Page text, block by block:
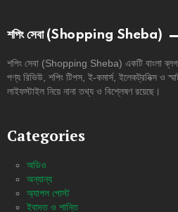
শপিং সেবা (Shopping Sheba)
শপিং সেবা (Shopping Sheba) একটি বাংলা ব্লগ ও
পণ্য রিভিউ, শপিং টিপস, ই-কমার্স, ইলেকট্রনিক্স ও
লাইফস্টাইল নিয়ে নানা তথ্য ও বিশ্লেষণ রয়েছে।
Categories
অডিও
অন্যান্য
অ্যাপল পোস্ট
ইবাদত ও শান্তি